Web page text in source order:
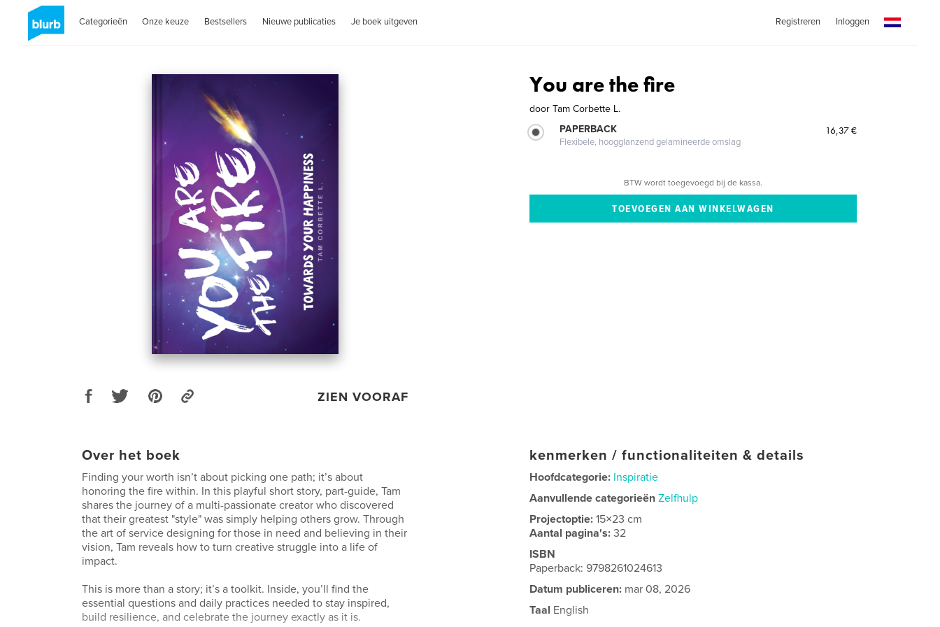
Categorieën Onze keuze Bestsellers Nieuwe publicaties Je boek uitgeven Registreren Inloggen
ZIEN VOORAF
You are the fire
door Tam Corbette L.
PAPERBACK
Flexibele, hoogglanzend gelamineerde omslag
16,37 €
BTW wordt toegevoegd bij de kassa.
Over het boek
Finding your worth isn’t about picking one path; it’s about
honoring the fire within. In this playful short story, part-guide, Tam
shares the journey of a multi-passionate creator who discovered
that their greatest "style" was simply helping others grow. Through
the art of service designing for those in need and believing in their
vision, Tam reveals how to turn creative struggle into a life of
impact.
This is more than a story; it’s a toolkit. Inside, you’ll find the
essential questions and daily practices needed to stay inspired,
build resilience, and celebrate the journey exactly as it is.
kenmerken / functionaliteiten & details
Hoofdcategorie: Inspiratie
Aanvullende categorieën Zelfhulp
Projectoptie:15×23 cm
Aantal pagina's:32
ISBN
Paperback: 9798261024613
Datum publiceren: mar 08, 2026
Taal English